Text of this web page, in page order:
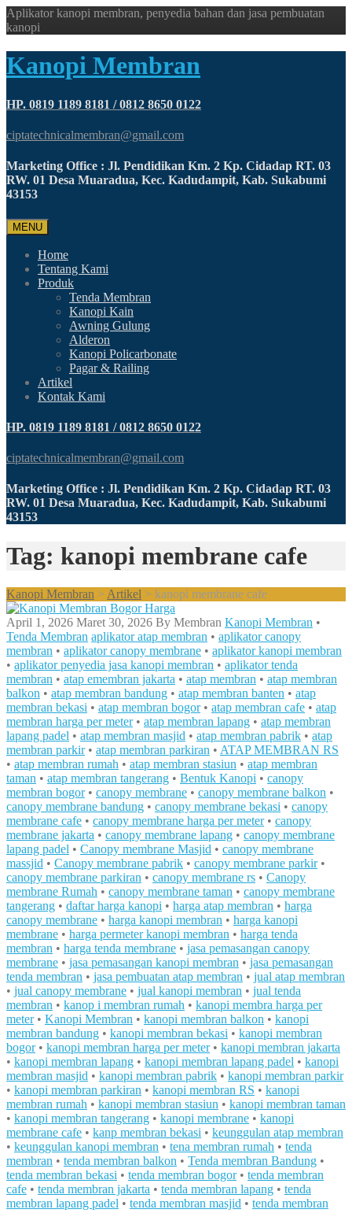
Aplikator kanopi membran, penyedia bahan dan jasa pembuatan
kanopi
Kanopi Membran
HP. 0819 1189 8181 / 0812 8650 0122
ciptatechnicalmembran@gmail.com
Marketing Office : Jl. Pendidikan Km. 2 Kp. Cidadap RT. 03
RW. 01 Desa Muaradua, Kec. Kadudampit, Kab. Sukabumi
43153
MENU
Home
Tentang Kami
Produk
Tenda Membran
Kanopi Kain
Awning Gulung
Alderon
Kanopi Policarbonate
Pagar & Railing
Artikel
Kontak Kami
HP. 0819 1189 8181 / 0812 8650 0122
ciptatechnicalmembran@gmail.com
Marketing Office : Jl. Pendidikan Km. 2 Kp. Cidadap RT. 03
RW. 01 Desa Muaradua, Kec. Kadudampit, Kab. Sukabumi
43153
Tag: kanopi membrane cafe
Kanopi Membran > Artikel > kanopi membrane cafe
April 1, 2026 Maret 30, 2026 By Membran Kanopi Membran •
Tenda Membran aplikator atap membran • aplikator canopy
membran • aplikator canopy membrane • aplikator kanopi membran
• aplikator penyedia jasa kanopi membran • aplikator tenda
membran • atap emembran jakarta • atap membran • atap membran
balkon • atap membran bandung • atap membran banten • atap
membran bekasi • atap membran bogor• atap membran cafe • atap
membran harga per meter• atap membran lapang • atap membran
lapang padel • atap membran masjid • atap membran pabrik • atap
membran parkir• atap membran parkiran • ATAP MEMBRAN RS
• atap membran rumah • atap membran stasiun • atap membran
taman • atap membran tangerang • Bentuk Kanopi • canopy
membran bogor• canopy membrane • canopy membrane balkon •
canopy membrane bandung • canopy membrane bekasi • canopy
membrane cafe • canopy membrane harga per meter• canopy
membrane jakarta • canopy membrane lapang • canopy membrane
lapang padel • Canopy membrane Masjid • canopy membrane
massjid • Canopy membrane pabrik • canopy membrane parkir•
canopy membrane parkiran • canopy membrane rs • Canopy
membrane Rumah • canopy membrane taman • canopy membrane
tangerang • daftar harga kanopi • harga atap membran • harga
canopy membrane • harga kanopi membran • harga kanopi
membrane • harga permeter kanopi membran • harga tenda
membran • harga tenda membrane • jasa pemasangan canopy
membrane • jasa pemasangan kanopi membran • jasa pemasangan
tenda membran • jasa pembuatan atap membran • jual atap membran
• jual canopy membrane • jual kanopi membran • jual tenda
membran • kanop i membran rumah • kanopi membra harga per
meter• Kanopi Membran • kanopi membran balkon • kanopi
membran bandung • kanopi membran bekasi • kanopi membran
bogor• kanopi membran harga per meter• kanopi membran jakarta
• kanopi membran lapang • kanopi membran lapang padel • kanopi
membran masjid • kanopi membran pabrik • kanopi membran parkir
• kanopi membran parkiran • kanopi membran RS • kanopi
membran rumah • kanopi membran stasiun • kanopi membran taman
• kanopi membran tangerang • kanopi membrane • kanopi
membrane cafe • kanp membran bekasi • keunggulan atap membran
• keunggulan kanopi membran • tena membran rumah • tenda
membran • tenda membran balkon • Tenda membran Bandung •
tenda membran bekasi • tenda membran bogor• tenda membran
cafe • tenda membran jakarta • tenda membran lapang • tenda
membran lapang padel • tenda membran masjid • tenda membran